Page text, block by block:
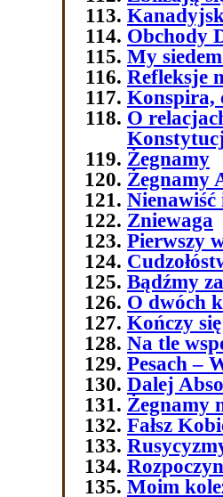
Obchody
My
Refleksje
Konspira,
O
Żegnamy
Żegnamy
Nienawiść
Zniewaga
Pierwszy
Bądźmy
O dwóch
Kończy
Na tle
Pesach –
Dalej
Żegnamy
Fałsz
Moim